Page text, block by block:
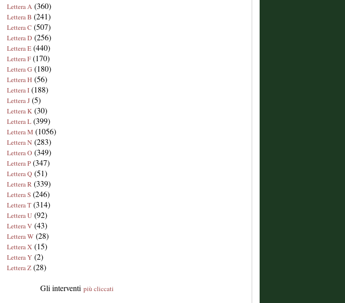
Lettera A (360)
Lettera B (241)
Lettera C (507)
Lettera D (256)
Lettera E (440)
Lettera F(170)
Lettera G (180)
Lettera H (56)
Lettera I (188)
Lettera J (5)
Lettera K (30)
Lettera L (399)
Lettera M (1056)
Lettera N (283)
Lettera O (349)
Lettera P(347)
Lettera Q (51)
Lettera R (339)
Lettera S (246)
Lettera T (314)
Lettera U (92)
Lettera V (43)
Lettera W (28)
Lettera X (15)
Lettera Y (2)
Lettera Z (28)
Gli interventi più cliccati